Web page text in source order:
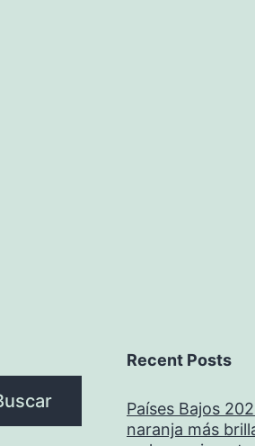
Recent Posts
Países Bajos
naranja más